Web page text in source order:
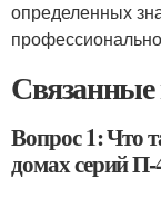
определенных
Вопрос 1: Что
домах серий П-